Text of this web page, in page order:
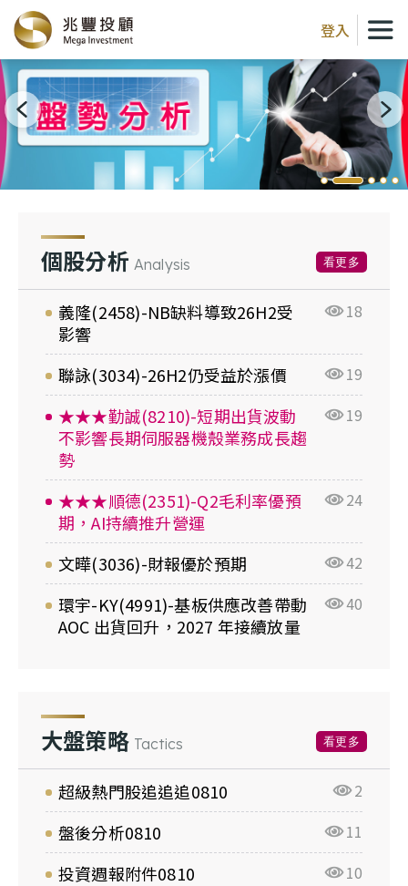
登入
個股分析 Analysis 看更多
義隆(2458)-NB缺料導致26H2受
影響
18
聯詠(3034)-26H2仍受益於漲價 19
★★★勤誠(8210)-短期出貨波動
不影響長期伺服器機殼業務成長趨
勢
19
★★★順德(2351)-Q2毛利率優預
期，AI持續推升營運
24
文曄(3036)-財報優於預期 42
環宇-KY(4991)-基板供應改善帶動
AOC 出貨回升，2027 年接續放量
40
大盤策略 Tactics 看更多
超級熱門股追追追0810 2
盤後分析0810 11
投資週報附件0810 10